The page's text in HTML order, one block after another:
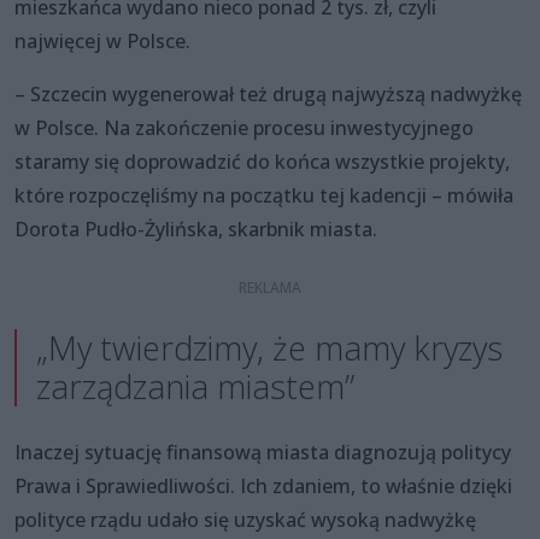
mieszkańca wydano nieco ponad 2 tys. zł, czyli
najwięcej w Polsce.
– Szczecin wygenerował też drugą najwyższą nadwyżkę
w Polsce. Na zakończenie procesu inwestycyjnego
staramy się doprowadzić do końca wszystkie projekty,
które rozpoczęliśmy na początku tej kadencji – mówiła
Dorota Pudło-Żylińska, skarbnik miasta.
„My twierdzimy, że mamy kryzys
zarządzania miastem”
Inaczej sytuację finansową miasta diagnozują politycy
Prawa i Sprawiedliwości. Ich zdaniem, to właśnie dzięki
polityce rządu udało się uzyskać wysoką nadwyżkę